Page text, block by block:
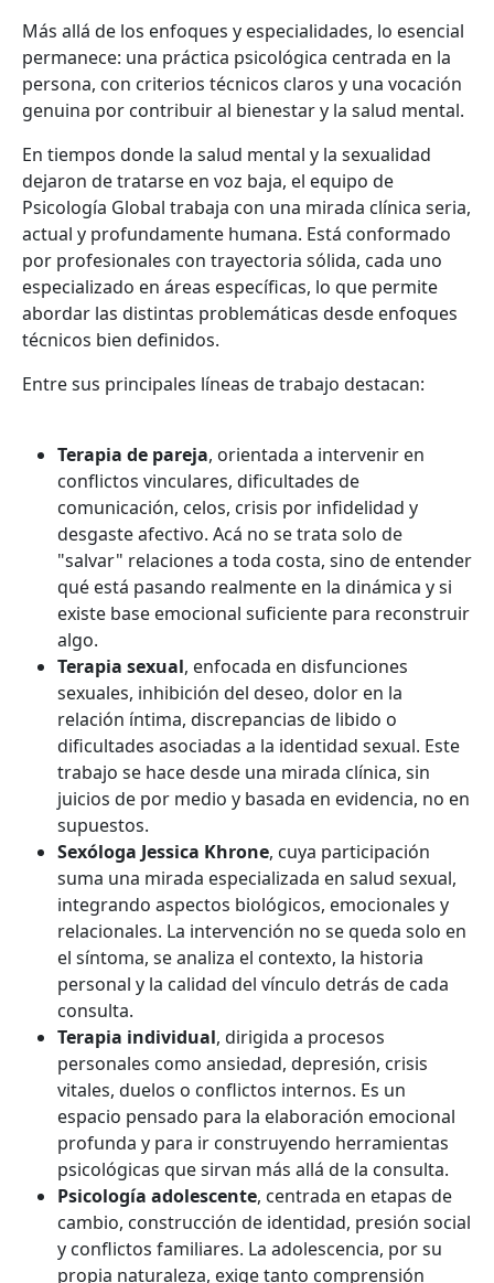
Más allá de los enfoques y especialidades, lo esencial
permanece: una práctica psicológica centrada en la
persona, con criterios técnicos claros y una vocación
genuina por contribuir al bienestar y la salud mental.
En tiempos donde la salud mental y la sexualidad
dejaron de tratarse en voz baja, el equipo de
Psicología Global trabaja con una mirada clínica seria,
actual y profundamente humana. Está conformado
por profesionales con trayectoria sólida, cada uno
especializado en áreas específicas, lo que permite
abordar las distintas problemáticas desde enfoques
técnicos bien definidos.
Entre sus principales líneas de trabajo destacan:
Terapia de pareja, orientada a intervenir en
conflictos vinculares, dificultades de
comunicación, celos, crisis por infidelidad y
desgaste afectivo. Acá no se trata solo de
"salvar" relaciones a toda costa, sino de entender
qué está pasando realmente en la dinámica y si
existe base emocional suficiente para reconstruir
algo.
Terapia sexual, enfocada en disfunciones
sexuales, inhibición del deseo, dolor en la
relación íntima, discrepancias de libido o
dificultades asociadas a la identidad sexual. Este
trabajo se hace desde una mirada clínica, sin
juicios de por medio y basada en evidencia, no en
supuestos.
Sexóloga Jessica Khrone, cuya participación
suma una mirada especializada en salud sexual,
integrando aspectos biológicos, emocionales y
relacionales. La intervención no se queda solo en
el síntoma, se analiza el contexto, la historia
personal y la calidad del vínculo detrás de cada
consulta.
Terapia individual, dirigida a procesos
personales como ansiedad, depresión, crisis
vitales, duelos o conflictos internos. Es un
espacio pensado para la elaboración emocional
profunda y para ir construyendo herramientas
psicológicas que sirvan más allá de la consulta.
Psicología adolescente, centrada en etapas de
cambio, construcción de identidad, presión social
y conflictos familiares. La adolescencia, por su
propia naturaleza, exige tanto comprensión